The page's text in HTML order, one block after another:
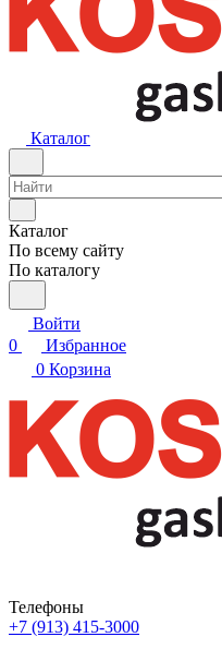
Каталог
Каталог
По всему сайту
По каталогу
Войти
0
Избранное
0 Корзина
Телефоны
+7 (913) 415-3000